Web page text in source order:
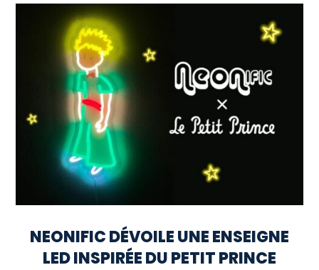
NEONIFIC DÉVOILE UNE ENSEIGNE
LED INSPIRÉE DU PETIT PRINCE